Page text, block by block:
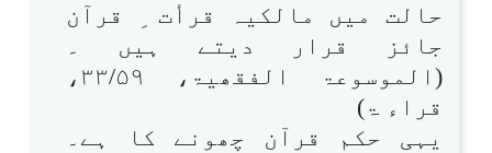
حالت میں مالکیہ قرأت ِ قرآن
جائز قرار دیتے ہیں ۔
(الموسوعۃ الفقھیۃ، ۳۳/۵۹،
قراء ۃ)
یہی حکم قرآن چھونے کا ہے۔